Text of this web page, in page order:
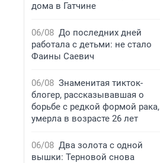
дома в Гатчине
06/08 До последних дней
работала с детьми: не стало
Фаины Саевич
06/08 Знаменитая тикток-
блогер, рассказывавшая о
борьбе с редкой формой рака,
умерла в возрасте 26 лет
06/08 Два золота с одной
вышки: Терновой снова